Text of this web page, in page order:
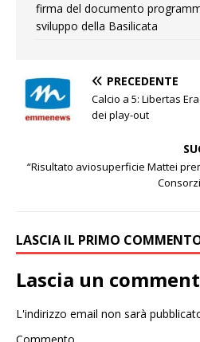
firma del documento
sviluppo della Basilicata
PRECEDENTE
Calcio a 5: Libertas
dei play-out
“Risultato aviosuperficie Mattei
LASCIA IL PRIMO
Lascia un
L'indirizzo email non sarà